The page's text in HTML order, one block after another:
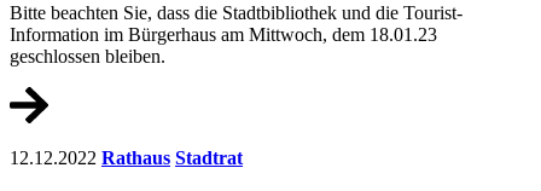
Bitte beachten Sie, dass die Stadtbibliothek und die Tourist-
Information im Bürgerhaus am Mittwoch, dem 18.01.23
geschlossen bleiben.
12.12.2022 Rathaus Stadtrat